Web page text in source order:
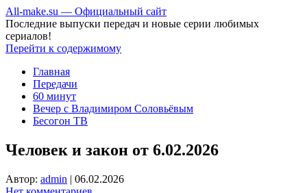
All-make.su — Официальный сайт
Последние выпуски передач и новые серии любимых
сериалов!
Перейти к содержимому
Главная
Передачи
60 минут
Вечер с Владимиром Соловьёвым
Бесогон ТВ
Человек и закон от 6.02.2026
Автор: admin | 06.02.2026